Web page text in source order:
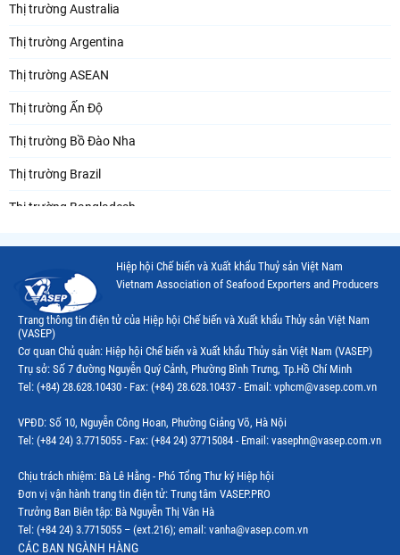
Thị trường Australia
Thị trường Argentina
Thị trường ASEAN
Thị trường Ấn Độ
Thị trường Bồ Đào Nha
Thị trường Brazil
Thị trường Bangladesh
Thị trường Canada
Thị trường Ecuador
Thị trường EU
Thị trường Indonesia
Thị trường Mỹ
Thị trường Nga
Thị trường Hàn Quốc
Thị trường Nhật Bản
Hiệp hội Chế biến và Xuất khẩu Thuỷ sản Việt Nam
Vietnam Association of Seafood Exporters and Producers
Trang thông tin điện tử của Hiệp hội Chế biến và Xuất khẩu Thủy sản Việt Nam
(VASEP)
Cơ quan Chủ quản: Hiệp hội Chế biến và Xuất khẩu Thủy sản Việt Nam (VASEP)
Trụ sở: Số 7 đường Nguyễn Quý Cảnh, Phường Bình Trưng, Tp.Hồ Chí Minh
Tel: (+84) 28.628.10430 - Fax: (+84) 28.628.10437 - Email: vphcm@vasep.com.vn
VPĐD: Số 10, Nguyễn Công Hoan, Phường Giảng Võ, Hà Nội
Tel: (+84 24) 3.7715055 - Fax: (+84 24) 37715084 - Email: vasephn@vasep.com.vn
Chịu trách nhiệm: Bà Lê Hằng - Phó Tổng Thư ký Hiệp hội
Đơn vị vận hành trang tin điện tử: Trung tâm VASEP.PRO
Trưởng Ban Biên tập: Bà Nguyễn Thị Vân Hà
Tel: (+84 24) 3.7715055 – (ext.216); email: vanha@vasep.com.vn
CÁC BAN NGÀNH HÀNG